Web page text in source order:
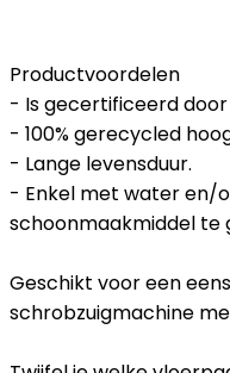
Productvoordelen
- Is gecertificeerd door
- 100% gerecycled
- Lange levensduur.
- Enkel met water en/
schoonmaakmiddel te
Geschikt voor een
schrobzuigmachine